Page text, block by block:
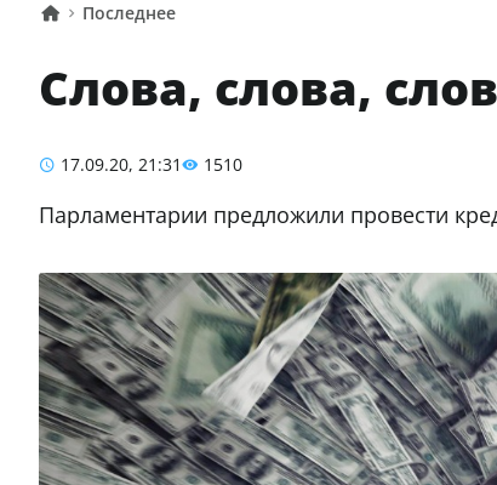
Последнее
Cлова, слова,
17.09.20, 21:31 1510
Парламентарии предложили провести